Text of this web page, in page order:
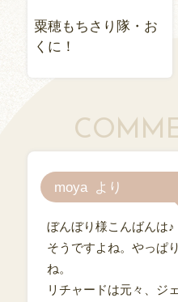
粟穂もちさり隊・お
くに！
moya
ぼんぼり様こんばんは♪
そうですよね。やっぱ
ね。
リチャードは元々、ジ